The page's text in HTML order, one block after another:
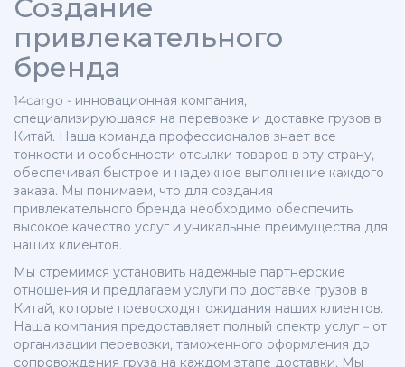
Создание
привлекательного
бренда
14cargo - инновационная компания,
специализирующаяся на перевозке и доставке грузов в
Китай. Наша команда профессионалов знает все
тонкости и особенности отсылки товаров в эту страну,
обеспечивая быстрое и надежное выполнение каждого
заказа. Мы понимаем, что для создания
привлекательного бренда необходимо обеспечить
высокое качество услуг и уникальные преимущества для
наших клиентов.
Мы стремимся установить надежные партнерские
отношения и предлагаем услуги по доставке грузов в
Китай, которые превосходят ожидания наших клиентов.
Наша компания предоставляет полный спектр услуг – от
организации перевозки, таможенного оформления до
сопровождения груза на каждом этапе доставки. Мы